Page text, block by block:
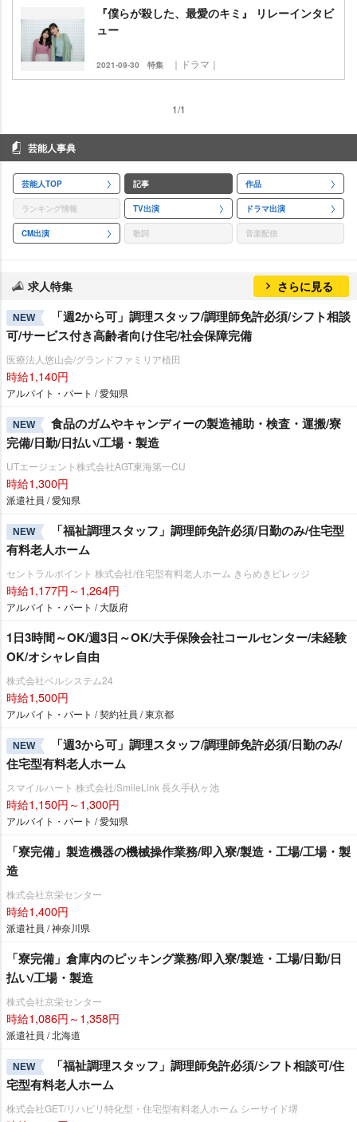
『僕らが殺した、最愛のキミ』 リレーインタビ
ュー
2021-09-30 特集 ｜ドラマ｜
1/1
芸能人事典
芸能人TOP 記事 作品
ランキング情報 TV出演 ドラマ出演
CM出演 歌詞 音楽配信
求人特集 さらに見る
NEW
「週2から可」調理スタッフ/調理師免許必須/シフト相談
可/サービス付き高齢者向け住宅/社会保障完備
医療法人悠山会/グランドファミリア植田
時給1,140円
アルバイト・パート / 愛知県
NEW
食品のガムやキャンディーの製造補助・検査・運搬/寮
完備/日勤/日払い/工場・製造
UTエージェント株式会社AGT東海第一CU
時給1,300円
派遣社員 / 愛知県
NEW
「福祉調理スタッフ」調理師免許必須/日勤のみ/住宅型
有料老人ホーム
セントラルポイント 株式会社/住宅型有料老人ホーム きらめきビレッジ
時給1,177円～1,264円
アルバイト・パート / 大阪府
1日3時間～OK/週3日～OK/大手保険会社コールセンター/未経験
OK/オシャレ自由
株式会社ベルシステム24
時給1,500円
アルバイト・パート / 契約社員 / 東京都
NEW
「週3から可」調理スタッフ/調理師免許必須/日勤のみ/
住宅型有料老人ホーム
スマイルハート 株式会社/SmileLink 長久手杁ヶ池
時給1,150円～1,300円
アルバイト・パート / 愛知県
「寮完備」製造機器の機械操作業務/即入寮/製造・工場/工場・製
造
株式会社京栄センター
時給1,400円
派遣社員 / 神奈川県
「寮完備」倉庫内のピッキング業務/即入寮/製造・工場/日勤/日
払い/工場・製造
株式会社京栄センター
時給1,086円～1,358円
派遣社員 / 北海道
NEW
「福祉調理スタッフ」調理師免許必須/シフト相談可/住
宅型有料老人ホーム
株式会社GET/リハビリ特化型・住宅型有料老人ホーム シーサイド堺